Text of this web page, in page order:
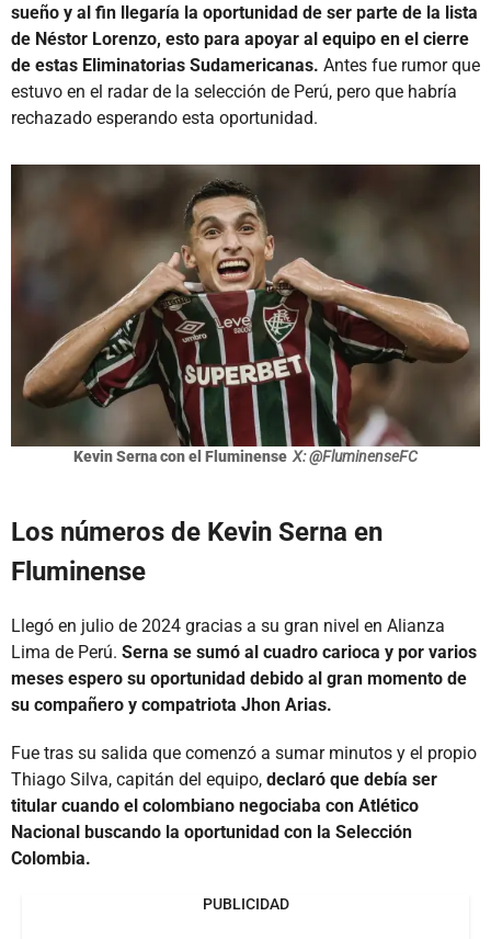
sueño y al fin llegaría la oportunidad de ser parte de la lista
de Néstor Lorenzo, esto para apoyar al equipo en el cierre
de estas Eliminatorias Sudamericanas. Antes fue rumor que
estuvo en el radar de la selección de Perú, pero que habría
rechazado esperando esta oportunidad.
Kevin Serna con el Fluminense X: @FluminenseFC
Los números de Kevin Serna en
Fluminense
Llegó en julio de 2024 gracias a su gran nivel en Alianza
Lima de Perú. Serna se sumó al cuadro carioca y por varios
meses espero su oportunidad debido al gran momento de
su compañero y compatriota Jhon Arias.
Fue tras su salida que comenzó a sumar minutos y el propio
Thiago Silva, capitán del equipo, declaró que debía ser
titular cuando el colombiano negociaba con Atlético
Nacional buscando la oportunidad con la Selección
Colombia.
PUBLICIDAD